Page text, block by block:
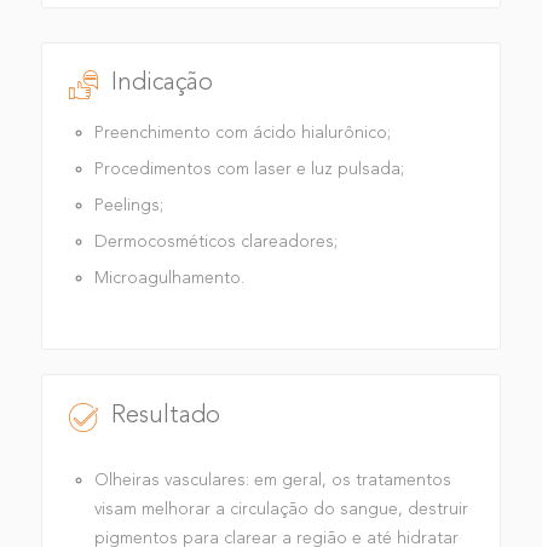
Indicação
Preenchimento com ácido hialurônico;
Procedimentos com laser e luz pulsada;
Peelings;
Dermocosméticos clareadores;
Microagulhamento.
Resultado
Olheiras vasculares: em geral, os tratamentos
visam melhorar a circulação do sangue, destruir
pigmentos para clarear a região e até hidratar